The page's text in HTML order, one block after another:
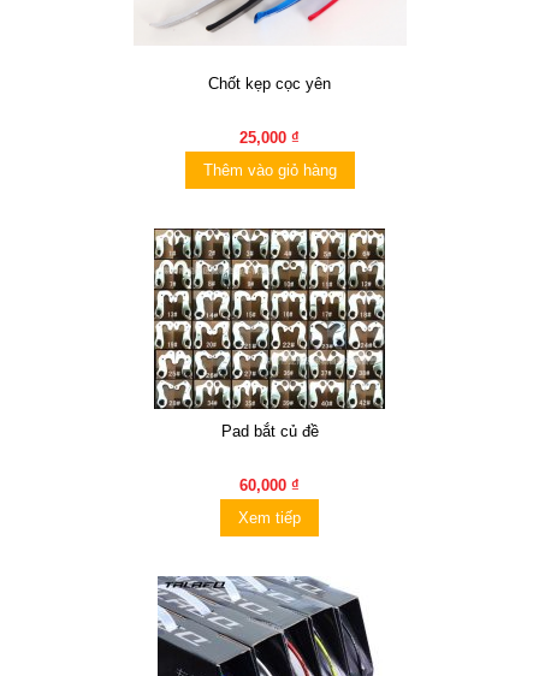
Chốt kẹp cọc yên
25,000 ₫
Thêm vào giỏ hàng
Pad bắt củ đề
60,000 ₫
Xem tiếp